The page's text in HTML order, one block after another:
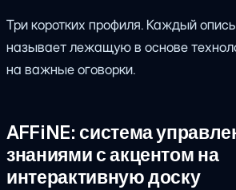
Три коротких профиля. Каждый
называет лежащую в основе
на важные оговорки.
AFFiNE: система
знаниями с акцентом на
интерактивную доску